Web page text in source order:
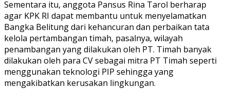
Sementara itu, anggota Pansus Rina Tarol berharap
agar KPK RI dapat membantu untuk menyelamatkan
Bangka Belitung dari kehancuran dan perbaikan tata
kelola pertambangan timah, pasalnya, wilayah
penambangan yang dilakukan oleh PT. Timah banyak
dilakukan oleh para CV sebagai mitra PT Timah seperti
menggunakan teknologi PIP sehingga yang
mengakibatkan kerusakan lingkungan.